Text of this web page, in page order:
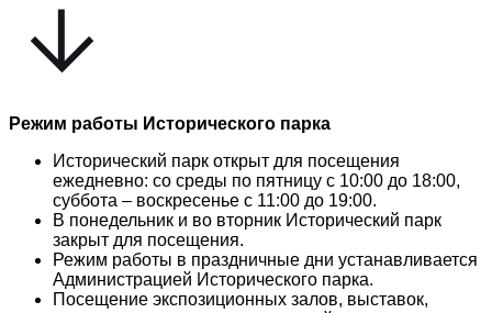
Режим работы Исторического парка
Исторический парк открыт для посещения
ежедневно: со среды по пятницу с 10:00 до 18:00,
суббота – воскресенье с 11:00 до 19:00.
В понедельник и во вторник Исторический парк
закрыт для посещения.
Режим работы в праздничные дни устанавливается
Администрацией Исторического парка.
Посещение экспозиционных залов, выставок,